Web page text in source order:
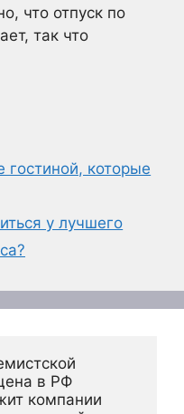
что отпуск по
так что
гостиной, которые
у лучшего
в РФ
компании